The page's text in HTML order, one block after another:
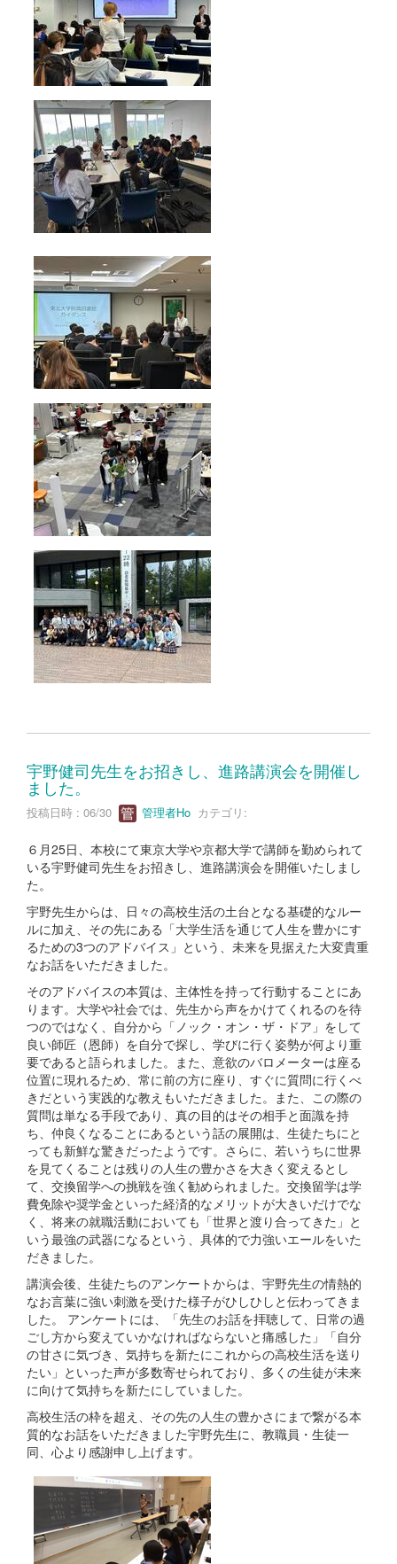
宇野健司先生をお招きし、進路講演会を開催し
ました。
投稿日時 : 06/30 管理者Ho カテゴリ:
６月25日、本校にて東京大学や京都大学で講師を勤められて
いる宇野健司先生をお招きし、進路講演会を開催いたしまし
た。
宇野先生からは、日々の高校生活の土台となる基礎的なルー
ルに加え、その先にある「大学生活を通じて人生を豊かにす
るための3つのアドバイス」という、未来を見据えた大変貴重
なお話をいただきました。
そのアドバイスの本質は、主体性を持って行動することにあ
ります。大学や社会では、先生から声をかけてくれるのを待
つのではなく、自分から「ノック・オン・ザ・ドア」をして
良い師匠（恩師）を自分で探し、学びに行く姿勢が何より重
要であると語られました。また、意欲のバロメーターは座る
位置に現れるため、常に前の方に座り、すぐに質問に行くべ
きだという実践的な教えもいただきました。また、この際の
質問は単なる手段であり、真の目的はその相手と面識を持
ち、仲良くなることにあるという話の展開は、生徒たちにと
っても新鮮な驚きだったようです。さらに、若いうちに世界
を見てくることは残りの人生の豊かさを大きく変えるとし
て、交換留学への挑戦を強く勧められました。交換留学は学
費免除や奨学金といった経済的なメリットが大きいだけでな
く、将来の就職活動においても「世界と渡り合ってきた」と
いう最強の武器になるという、具体的で力強いエールをいた
だきました。
講演会後、生徒たちのアンケートからは、宇野先生の情熱的
なお言葉に強い刺激を受けた様子がひしひしと伝わってきま
した。 アンケートには、「先生のお話を拝聴して、日常の過
ごし方から変えていかなければならないと痛感した」「自分
の甘さに気づき、気持ちを新たにこれからの高校生活を送り
たい」といった声が多数寄せられており、多くの生徒が未来
に向けて気持ちを新たにしていました。
高校生活の枠を超え、その先の人生の豊かさにまで繋がる本
質的なお話をいただきました宇野先生に、教職員・生徒一
同、心より感謝申し上げます。